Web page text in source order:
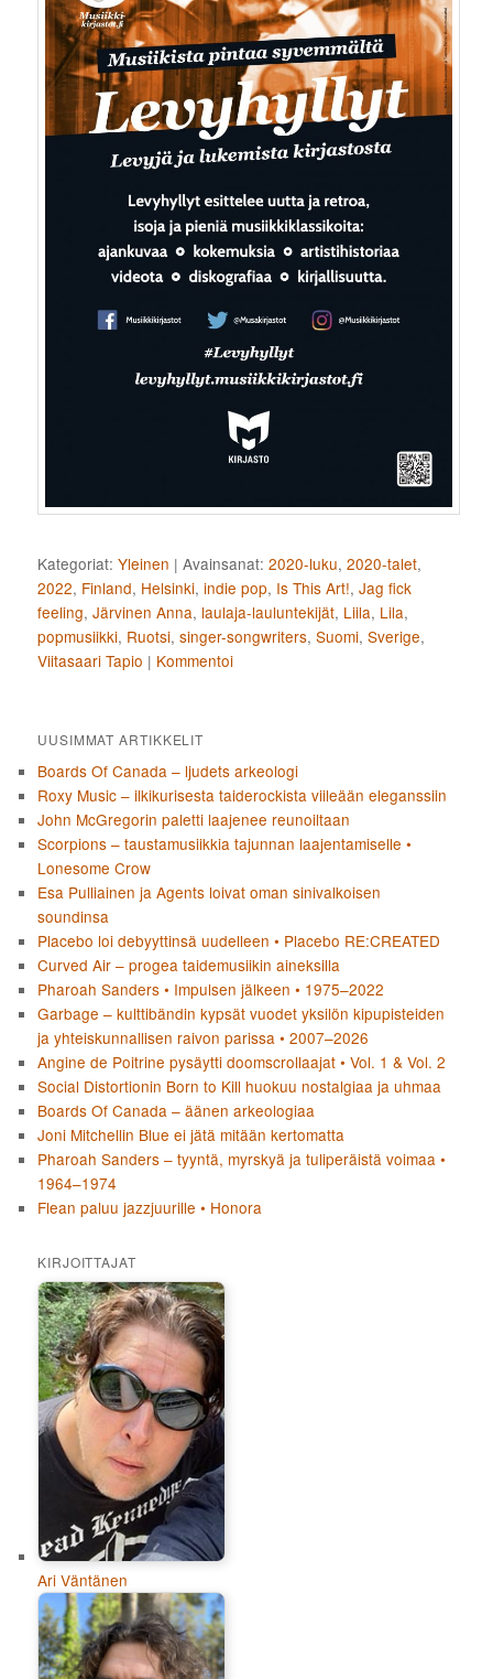
Kategoriat: Yleinen |Avainsanat: 2020-luku,2020-talet,
2022, Finland, Helsinki,indie pop, Is This Art!,Jag fick
feeling,Järvinen Anna, laulaja-lauluntekijät, Liila, Lila,
popmusiikki, Ruotsi,singer-songwriters,Suomi,Sverige,
Viitasaari Tapio | Kommentoi
UUSIMMAT ARTIKKELIT
Boards Of Canada – ljudets arkeologi
Roxy Music – ilkikurisesta taiderockista viileään eleganssiin
John McGregorin paletti laajenee reunoiltaan
Scorpions – taustamusiikkia tajunnan laajentamiselle •
Lonesome Crow
Esa Pulliainen ja Agents loivat oman sinivalkoisen
soundinsa
Placebo loi debyyttinsä uudelleen • Placebo RE:CREATED
Curved Air – progea taidemusiikin aineksilla
Pharoah Sanders • Impulsen jälkeen • 1975–2022
Garbage – kulttibändin kypsät vuodet yksilön kipupisteiden
ja yhteiskunnallisen raivon parissa • 2007–2026
Angine de Poitrine pysäytti doomscrollaajat • Vol. 1 & Vol. 2
Social Distortionin Born to Kill huokuu nostalgiaa ja uhmaa
Boards Of Canada – äänen arkeologiaa
Joni Mitchellin Blue ei jätä mitään kertomatta
Pharoah Sanders – tyyntä, myrskyä ja tuliperäistä voimaa •
1964–1974
Flean paluu jazzjuurille • Honora
KIRJOITTAJAT
Ari Väntänen